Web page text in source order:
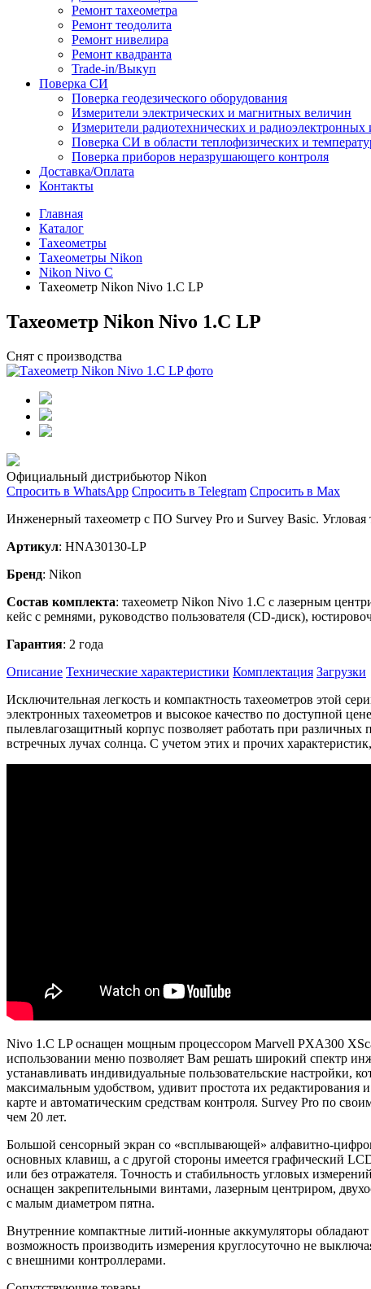
Ремонт тахеометра
Ремонт теодолита
Ремонт нивелира
Ремонт квадранта
Trade-in/Выкуп
Поверка СИ
Поверка геодезического оборудования
Измерители электрических и магнитных величин
Измерители радиотехнических и радиоэлектронных
Поверка СИ в области теплофизических и
Поверка приборов неразрушающего контроля
Доставка/Оплата
Контакты
Главная
Каталог
Тахеометры
Тахеометры Nikon
Nikon Nivo C
Тахеометр Nikon Nivo 1.C LP
Тахеометр Nikon Nivo 1.C LP
Снят с производства
Официальный дистрибьютор Nikon
Спросить в WhatsApp Спросить в Telegram Спросить в Max
Инженерный тахеометр с ПО Survey Pro и Survey Basic. Угловая
Артикул: HNA30130-LP
Бренд: Nikon
Состав комплекта: тахеометр Nikon Nivo 1.С с лазерным
кейс с ремнями, руководство пользователя (CD-диск),
Гарантия: 2 года
Описание Технические характеристики Комплектация Загрузки
Исключительная легкость и компактность тахеометров этой
электронных тахеометров и высокое качество по доступной
пылевлагозащитный корпус позволяет работать при
встречных лучах солнца. С учетом этих и прочих
Nivo 1.C LP оснащен мощным процессором Marvell PXA300
использовании меню позволяет Вам решать широкий спектр
устанавливать индивидуальные пользовательские настройки,
максимальным удобством, удивит простота их
карте и автоматическим средствам контроля. Survey Pro по
чем 20 лет.
Большой сенсорный экран со «всплывающей» алфавитно-
основных клавиш, а с другой стороны имеется графический
или без отражателя. Точность и стабильность угловых
оснащен закрепительными винтами, лазерным центриром,
с малым диаметром пятна.
Внутренние компактные литий-ионные аккумуляторы
возможность производить измерения круглосуточно не
с внешними контроллерами.